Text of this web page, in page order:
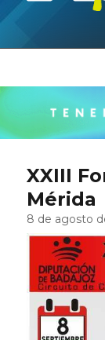
XXIII
Mérida
8 de agosto